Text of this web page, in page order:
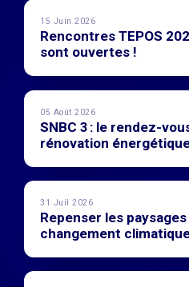
15 Juin 2026
Rencontres TEPOS
sont ouvertes !
05 Août 2026
SNBC 3 : le rendez-
rénovation
31 Juil 2026
Repenser les
changement